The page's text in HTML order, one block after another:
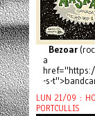
Bezoar
a
-s-
LUN 21/09 :
PORTCULLIS